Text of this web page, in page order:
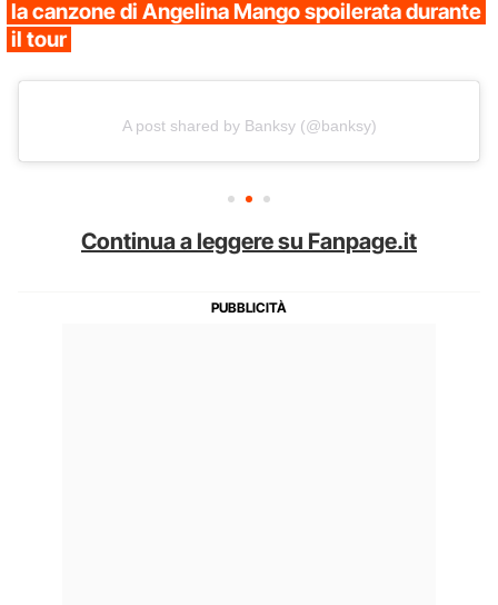
la canzone di Angelina Mango spoilerata durante
il tour
A post shared by Banksy (@banksy)
Continua a leggere su Fanpage.it